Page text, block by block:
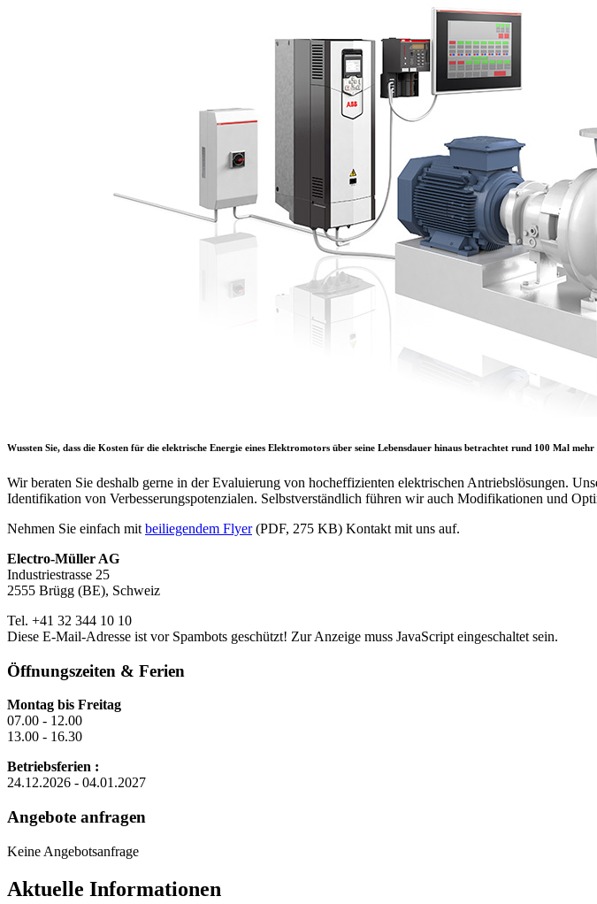
Wussten Sie, dass die Kosten für die elektrische Energie eines Elektromotors über seine Lebensdauer hinaus betrachtet rund 100 Mal
Wir beraten Sie deshalb gerne in der Evaluierung von hocheffizienten elektrischen Antriebslösungen.
Identifikation von Verbesserungspotenzialen. Selbstverständlich führen wir auch Modifikationen und
Nehmen Sie einfach mit beiliegendem Flyer(PDF, 275 KB) Kontakt mit uns auf.
Electro-Müller AG
Industriestrasse 25
2555 Brügg (BE), Schweiz
Tel. +41 32 344 10 10
Diese E-Mail-Adresse ist vor Spambots geschützt! Zur Anzeige muss JavaScript eingeschaltet sein.
Öffnungszeiten & Ferien
Montag bis Freitag
07.00 - 12.00
13.00 - 16.30
Betriebsferien :
24.12.2026 - 04.01.2027
Angebote anfragen
Keine Angebotsanfrage
Aktuelle Informationen